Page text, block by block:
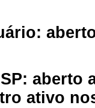
aberto
ativo